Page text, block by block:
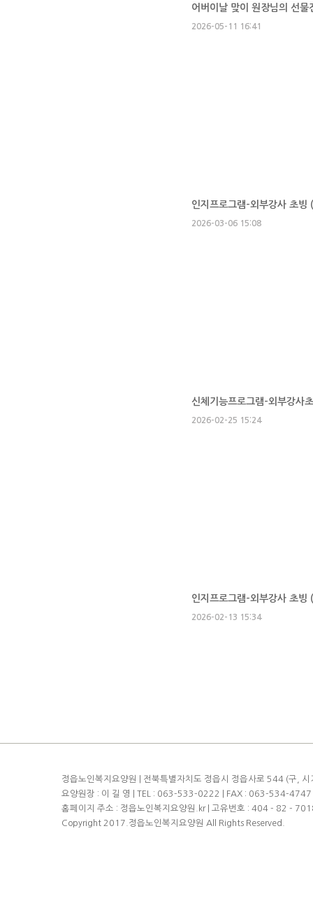
어버이날 맞이 원장님의 선물
2026-05-11 16:41
인지프로그램-외부강사 초빙 (
2026-03-06 15:08
신체기능프로그램-외부강사
2026-02-25 15:24
인지프로그램-외부강사 초빙 (
2026-02-13 15:34
정읍노인복지요양원 | 전북특별자치도 정읍시 정읍사로 544 (구,
요양원장 : 이 길 영 | TEL : 063-533-0222 | FAX : 063-534-
홈페이지 주소 : 정읍노인복지요양원.kr | 고유번호 : 404 - 82 -
Copyright 2017.정읍노인복지요양원 All Rights Reserved.